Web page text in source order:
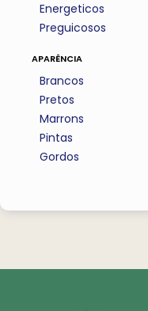
Energeticos
Preguicosos
aparência
Brancos
Pretos
Marrons
Pintas
Gordos